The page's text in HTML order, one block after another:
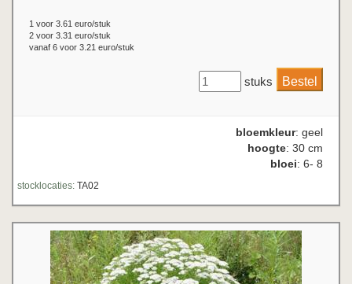
1 voor 3.61 euro/stuk
2 voor 3.31 euro/stuk
vanaf 6 voor 3.21 euro/stuk
stuks
bloemkleur: geel
hoogte: 30 cm
bloei: 6- 8
stocklocaties: TA02